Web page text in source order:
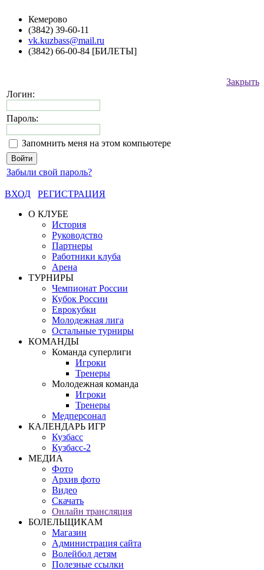
Кемерово
(3842) 39-60-11
vk.kuzbass@mail.ru
(3842) 66-00-84 [БИЛЕТЫ]
Закрыть
Логин:
Пароль:
Запомнить меня на этом компьютере
Забыли свой пароль?
ВХОД
РЕГИСТРАЦИЯ
О КЛУБЕ
История
Руководство
Партнеры
Работники клуба
Арена
ТУРНИРЫ
Чемпионат России
Кубок России
Еврокубки
Молодежная лига
Остальные турниры
КОМАНДЫ
Команда суперлиги
Игроки
Тренеры
Молодежная команда
Игроки
Тренеры
Медперсонал
КАЛЕНДАРЬ ИГР
Кузбасс
Кузбасс-2
МЕДИА
Фото
Архив фото
Видео
Скачать
Онлайн трансляция
БОЛЕЛЬЩИКАМ
Магазин
Администрация сайта
Волейбол детям
Полезные ссылки